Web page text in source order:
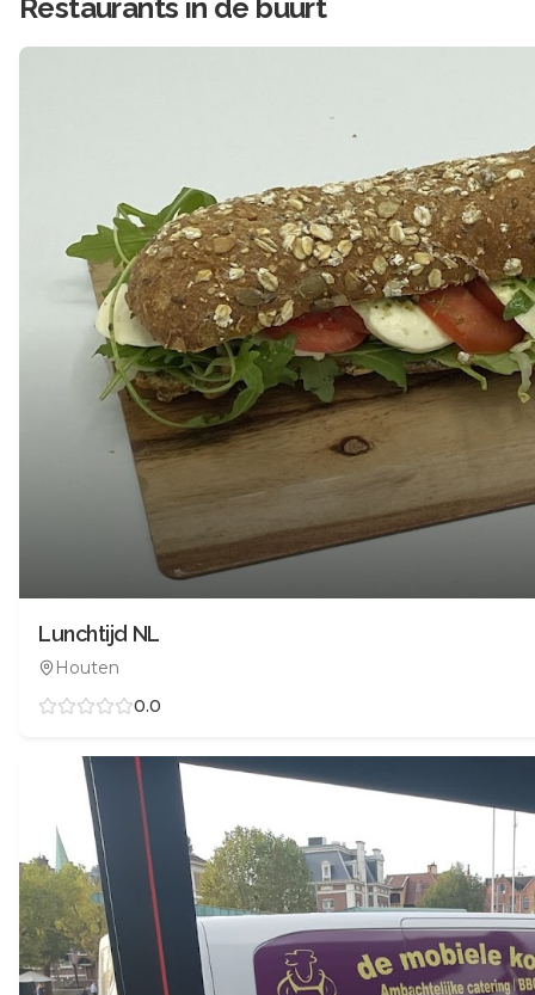
Restaurants in de buurt
Lunchtijd NL
Houten
0.0